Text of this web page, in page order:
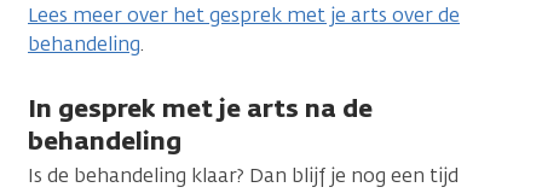
Lees meer over het gesprek met je arts over de
behandeling.
In gesprek met je arts na de
behandeling
Is de behandeling klaar? Dan blijf je nog een tijd